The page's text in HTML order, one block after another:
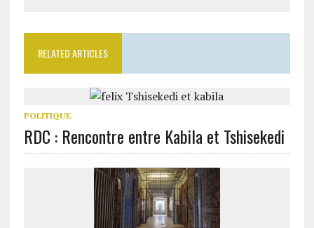
RELATED ARTICLES
POLITIQUE
RDC : Rencontre entre Kabila et Tshisekedi